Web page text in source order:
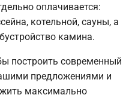
оплачивается:
котельной, сауны, а
камина.
построить современный
предложениями и
максимально